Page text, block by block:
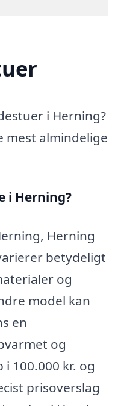
i Herning?
mest almindelige
i Herning?
Herning
betydeligt
og
model kan
en
og
100.000 kr. og
prisoverslag